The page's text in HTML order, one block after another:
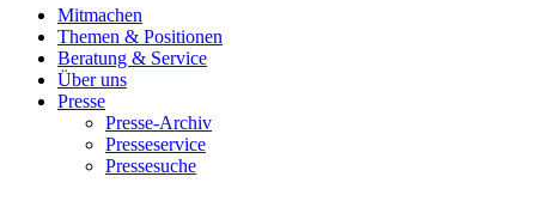
Mitmachen
Themen & Positionen
Beratung & Service
Über uns
Presse
Presse-Archiv
Presseservice
Pressesuche